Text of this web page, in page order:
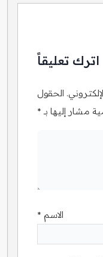
اترك تعليقاً
الحقول
مشار إليها بـ *
الاسم *